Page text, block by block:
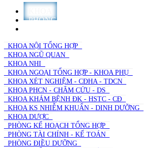
PHÒNG
KHOA NỘI TỔNG HỢP
KHOA NGŨ QUAN
KHOA NHI
KHOA NGOẠI TỔNG HỢP - KHOA PHỤ
KHOA XÉT NGHIỆM - CĐHA - TDCN
KHOA PHCN - CHÂM CỨU - DS
KHOA KHÁM BỆNH ĐK - HSTC - CĐ
KHOA KS NHIỄM KHUẨN - DINH DƯỠNG
KHOA DƯỢC
PHÒNG KẾ HOẠCH TỔNG HỢP
PHÒNG TÀI CHÍNH - KẾ TOÁN
PHÒNG ĐIỀU DƯỠNG